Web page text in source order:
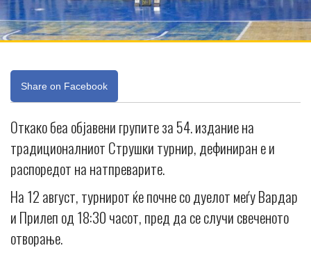
Share on Facebook
Откако беа објавени групите за 54. издание на
традиционалниот Струшки турнир, дефиниран е и
распоредот на натпреварите.
На 12 август, турнирот ќе почне со дуелот меѓу Вардар
и Прилеп од 18:30 часот, пред да се случи свеченото
отворање.